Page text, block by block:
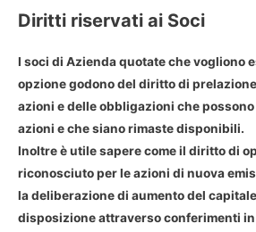
Diritti riservati ai Soci
I soci di Aziendaquotate che vogliono
opzione godono del diritto di
azioni e delle obbligazioni che
azioni e che siano rimaste disponibili.
Inoltre è utile sapere come il diritto di
riconosciuto per le azioni di nuova
la deliberazione di aumento del
disposizione attraverso conferimenti